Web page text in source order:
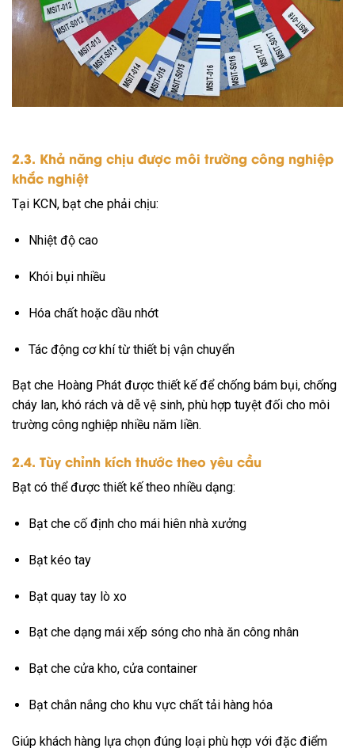
2.3. Khả năng chịu được môi trường công nghiệp
khắc nghiệt
Tại KCN, bạt che phải chịu:
Nhiệt độ cao
Khói bụi nhiều
Hóa chất hoặc dầu nhớt
Tác động cơ khí từ thiết bị vận chuyển
Bạt che Hoàng Phát được thiết kế để chống bám bụi, chống
cháy lan, khó rách và dễ vệ sinh, phù hợp tuyệt đối cho môi
trường công nghiệp nhiều năm liền.
2.4. Tùy chỉnh kích thước theo yêu cầu
Bạt có thể được thiết kế theo nhiều dạng:
Bạt che cố định cho mái hiên nhà xưởng
Bạt kéo tay
Bạt quay tay lò xo
Bạt che dạng mái xếp sóng cho nhà ăn công nhân
Bạt che cửa kho, cửa container
Bạt chắn nắng cho khu vực chất tải hàng hóa
Giúp khách hàng lựa chọn đúng loại phù hợp với đặc điểm